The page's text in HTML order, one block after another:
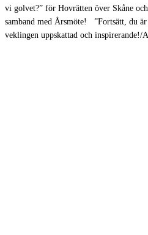
vi golvet?” för Hovrätten över Skåne
samband med Årsmöte! ”Fortsätt, du
veklingen uppskattad och